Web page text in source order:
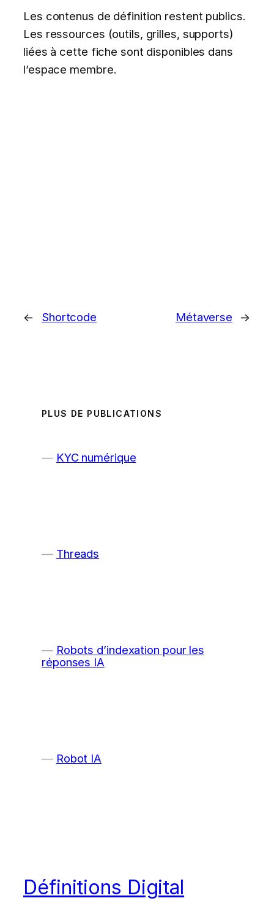
Les contenus de définition restent publics.
Les ressources (outils, grilles, supports)
liées à cette fiche sont disponibles dans
l’espace membre.
← Shortcode Métaverse →
PLUS DE PUBLICATIONS
KYC numérique
Threads
Robots d’indexation pour les
réponses IA
Robot IA
Définitions Digital